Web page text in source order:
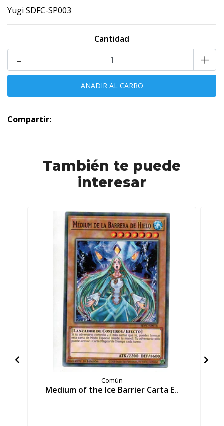
Yugi SDFC-SP003
Cantidad
+
-
Compartir:
También te puede
interesar
Común
Medium of the Ice Barrier Carta E..